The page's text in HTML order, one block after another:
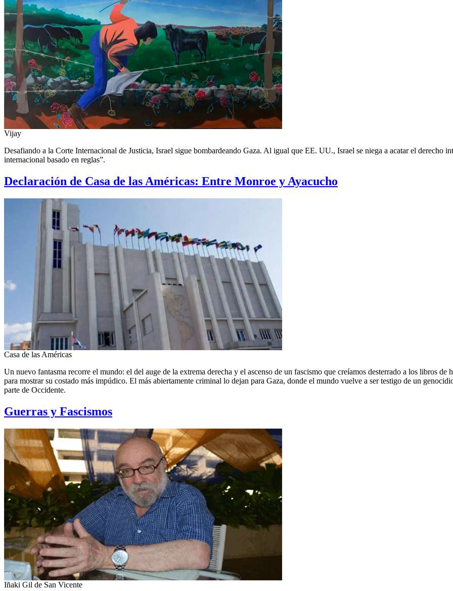
Vijay
Desafiando a la Corte Internacional de Justicia, Israel sigue bombardeando Gaza. Al igual que EE. UU., Israel se niega a acatar el derecho
internacional basado en reglas”.
Declaración de Casa de las Américas: Entre Monroe y Ayacucho
Casa de las Américas
Un nuevo fantasma recorre el mundo: el del auge de la extrema derecha y el ascenso de un fascismo que creíamos desterrado a los libros
para mostrar su costado más impúdico. El más abiertamente criminal lo dejan para Gaza, donde el mundo vuelve a ser testigo de un
parte de Occidente.
Guerras y Fascismos
Iñaki Gil de San Vicente